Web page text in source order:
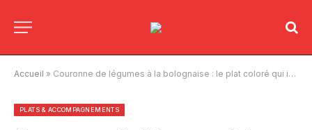
Accueil » Couronne de légumes à la bolognaise : le plat coloré qui impressionne à table
PLATS & ACCOMPAGNEMENTS